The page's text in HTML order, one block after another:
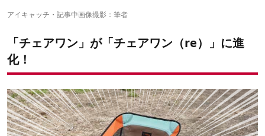
定番人気のブラックも健在！
ちなみにチェアワンと比較すると…
スペック上の比較はこちら
アイキャッチ・記事中画像撮影：筆者
「チェアワン」が「チェアワン（re）」に進
化！